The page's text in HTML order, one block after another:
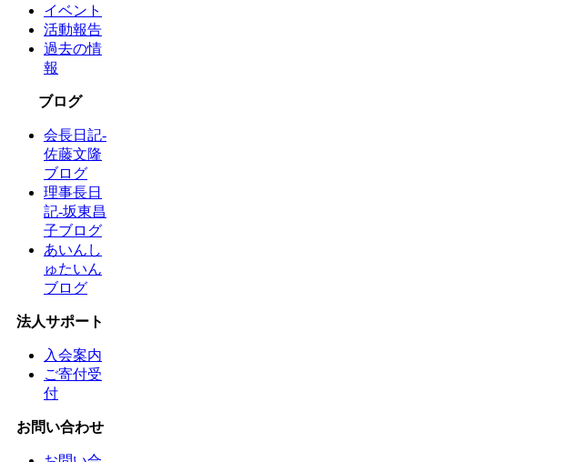
イベント
活動報告
過去の情
報
ブログ
会長日記-
佐藤文隆
ブログ
理事長日
記-坂東昌
子ブログ
あいんし
ゅたいん
ブログ
法人サポート
入会案内
ご寄付受
付
お問い合わせ